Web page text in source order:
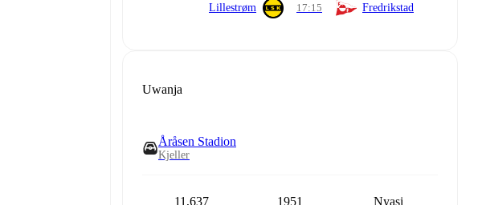
Lillestrøm 17:15 Fredrikstad
Uwanja
Åråsen Stadion
Kjeller
11,637 1951 Nyasi